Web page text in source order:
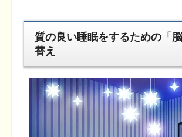
質の良い睡眠をするための「
替え